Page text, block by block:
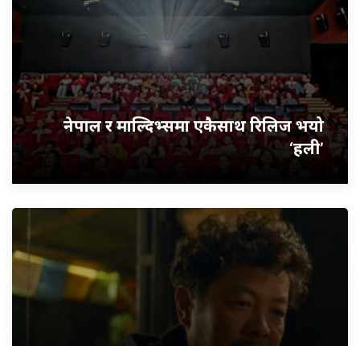
नेपाल र माल्दिभ्समा एकैसाथ रिलिज भयो
‘हली’